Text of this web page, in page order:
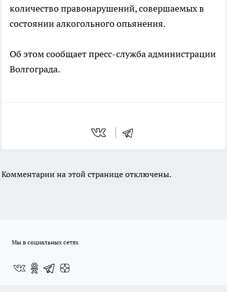
количество правонарушений, совершаемых в
состоянии алкогольного опьянения.
Об этом сообщает пресс-служба администрации
Волгограда.
Комментарии на этой странице отключены.
Мы в социальных сетях